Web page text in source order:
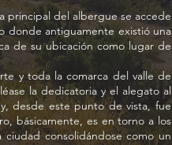
principal del albergue se accede
donde antiguamente existió una
de su ubicación como lugar de
y toda la comarca del valle de
la dedicatoria y el alegato al
desde este punto de vista, fue
básicamente, es en torno a los
consolidándose como un